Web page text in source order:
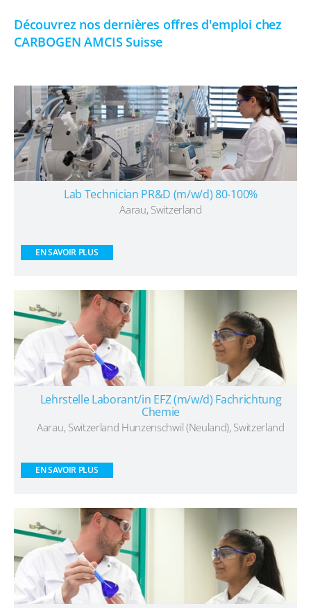
Découvrez nos dernières offres d'emploi chez
CARBOGEN AMCIS Suisse
​​Lab Technician PR&D (m/w/d) 80-100%​
Aarau, Switzerland
EN SAVOIR PLUS
Lehrstelle Laborant/in EFZ (m/w/d) Fachrichtung
Chemie
Aarau, Switzerland Hunzenschwil (Neuland), Switzerland
EN SAVOIR PLUS